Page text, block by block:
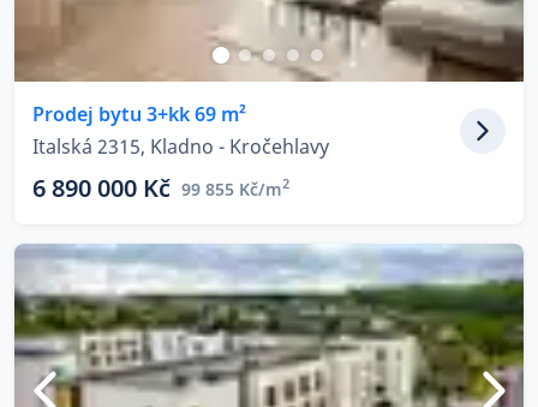
Prodej bytu 3+kk 69 m²
Italská 2315, Kladno - Kročehlavy
6 890 000 Kč 99 855 Kč/m2